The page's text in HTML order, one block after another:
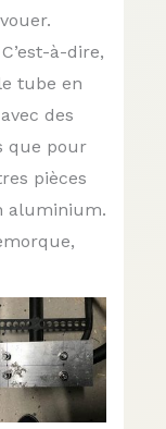
à-dire,
tube en
des
que pour
pièces
aluminium.